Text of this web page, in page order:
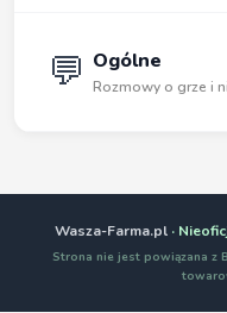
💬 Ogólne
Rozmowy o grze i
Wasza-Farma.pl·
Strona nie jest powiązana z